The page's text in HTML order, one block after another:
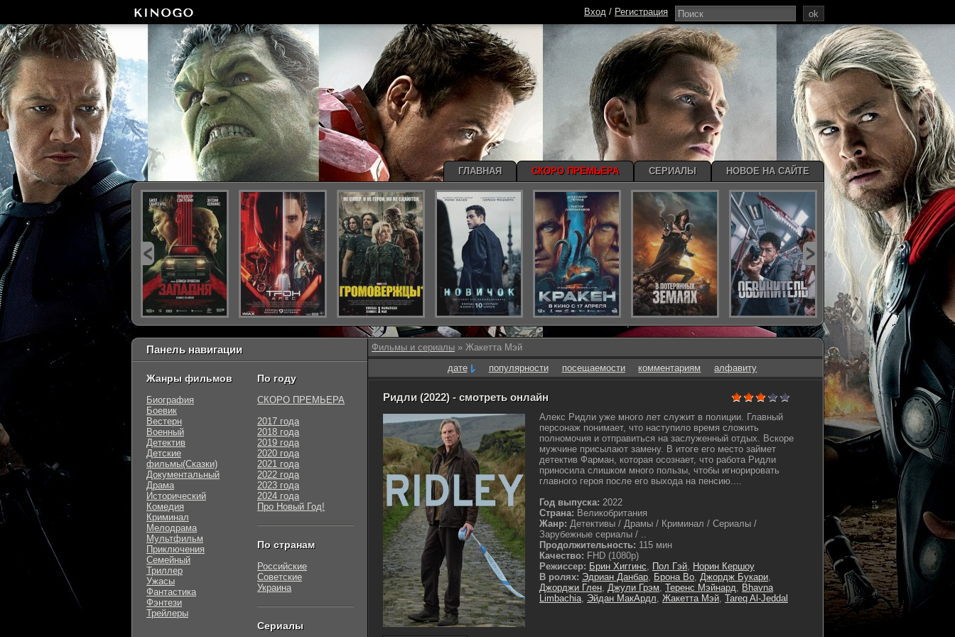
Фильмы и сериалы » Жакетта Мэй
дате
популярности посещаемости комментариям алфавиту
Ридли (2022) - смотреть онлайн
Алекс Ридли уже много лет служит в полиции. Главный
персонаж понимает, что наступило время сложить
полномочия и отправиться на заслуженный отдых. Вскоре
мужчине присылают замену. В итоге его место займет
детектив Фарман, которая осознает, что работа Ридли
приносила слишком много пользы, чтобы игнорировать
главного героя после его выхода на пенсию....
Год выпуска: 2022
Страна: Великобритания
Жанр: Детективы / Драмы / Криминал / Сериалы /
Зарубежные сериалы / ..
Продолжительность: 115 мин
Качество: FHD (1080p)
Режиссер: Брин Хиггинс, Пол Гэй, Норин Кершоу
В ролях: Эдриан Данбар, Брона Во, Джордж Букари,
Джорджи Глен, Джули Грэм, Теренс Мэйнард, Bhavna
Limbachia, Эйдан МакАрдл, Жакетта Мэй, Tareq Al-Jeddal
Панель навигации
Жанры фильмов
Биография
Боевик
Вестерн
Военный
Детектив
Детские
фильмы(Сказки)
Документальный
Драма
Исторический
Комедия
Криминал
Мелодрама
Мультфильм
Приключения
Семейный
Триллер
Ужасы
Фантастика
Фэнтези
Трейлеры
По году
СКОРО ПРЕМЬЕРА
2017 года
2018 года
2019 года
2020 года
2021 года
2022 года
2023 года
2024 года
Про Новый Год!
По странам
Российские
Советские
Украина
Сериалы
ok
Вход / Регистрация
ГЛАВНАЯ СКОРО ПРЕМЬЕРА СЕРИАЛЫ НОВОЕ НА САЙТЕ